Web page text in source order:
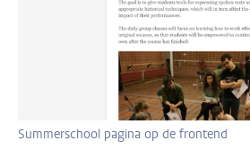
Summerschool pagina op de frontend